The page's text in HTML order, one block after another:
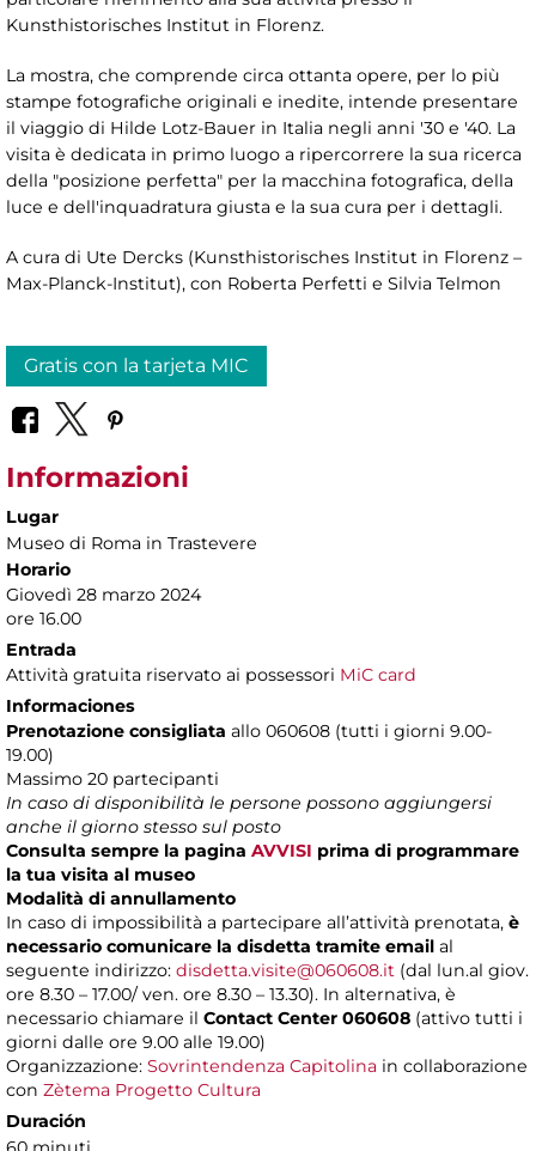
Kunsthistorisches Institut in Florenz.
La mostra, che comprende circa ottanta opere, per lo più
stampe fotografiche originali e inedite, intende presentare
il viaggio di Hilde Lotz-Bauer in Italia negli anni '30 e '40. La
visita è dedicata in primo luogo a ripercorrere la sua ricerca
della "posizione perfetta" per la macchina fotografica, della
luce e dell'inquadratura giusta e la sua cura per i dettagli.
A cura di Ute Dercks (Kunsthistorisches Institut in Florenz –
Max-Planck-Institut), con Roberta Perfetti e Silvia Telmon
Gratis con la tarjeta MIC
Informazioni
Lugar
Museo di Roma in Trastevere
Horario
Giovedì 28 marzo 2024
ore 16.00
Entrada
Attività gratuita riservato ai possessori MiC card
Informaciones
Prenotazione consigliata allo 060608 (tutti i giorni 9.00-
19.00)
Massimo 20 partecipanti
In caso di disponibilità le persone possono aggiungersi
anche il giorno stesso sul posto
Consulta sempre la pagina AVVISI prima di programmare
la tua visita al museo
Modalità di annullamento
In caso di impossibilità a partecipare all’attività prenotata, è
necessario comunicare la disdetta tramite email al
seguente indirizzo: disdetta.visite@060608.it (dal lun.al giov.
ore 8.30 – 17.00/ ven. ore 8.30 – 13.30). In alternativa, è
necessario chiamare il Contact Center 060608 (attivo tutti i
giorni dalle ore 9.00 alle 19.00)
Organizzazione: Sovrintendenza Capitolina in collaborazione
con Zètema Progetto Cultura
Duración